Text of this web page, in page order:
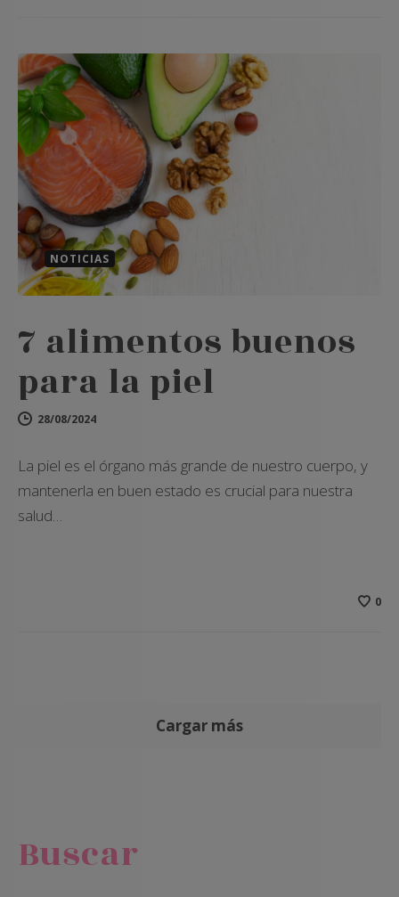
NOTICIAS
7 alimentos buenos
para la piel
28/08/2024
La piel es el órgano más grande de nuestro cuerpo, y
mantenerla en buen estado es crucial para nuestra
salud…
0
Cargar más
Buscar